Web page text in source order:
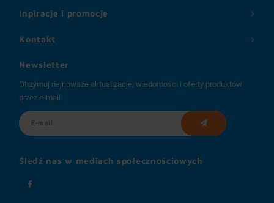
Inpiracje i promocje
Kontakt
Newsletter
Otrzymuj najnowsze aktualizacje, wiadomości i oferty produktów
przez e-mail
Śledź nas w mediach społecznościowych